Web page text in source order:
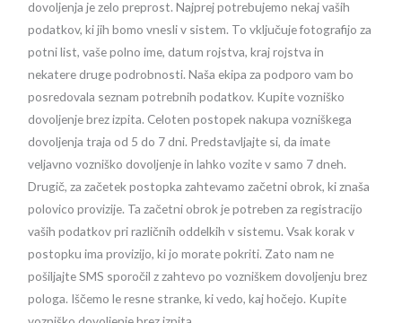
dovoljenja je zelo preprost. Najprej potrebujemo nekaj vaših
podatkov, ki jih bomo vnesli v sistem. To vključuje fotografijo za
potni list, vaše polno ime, datum rojstva, kraj rojstva in
nekatere druge podrobnosti. Naša ekipa za podporo vam bo
posredovala seznam potrebnih podatkov. Kupite vozniško
dovoljenje brez izpita. Celoten postopek nakupa vozniškega
dovoljenja traja od 5 do 7 dni. Predstavljajte si, da imate
veljavno vozniško dovoljenje in lahko vozite v samo 7 dneh.
Drugič, za začetek postopka zahtevamo začetni obrok, ki znaša
polovico provizije. Ta začetni obrok je potreben za registracijo
vaših podatkov pri različnih oddelkih v sistemu. Vsak korak v
postopku ima provizijo, ki jo morate pokriti. Zato nam ne
pošiljajte SMS sporočil z zahtevo po vozniškem dovoljenju brez
pologa. Iščemo le resne stranke, ki vedo, kaj hočejo. Kupite